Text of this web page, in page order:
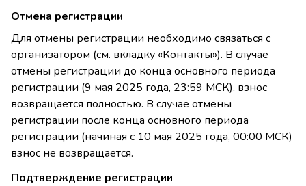
Отмена регистрации
Для отмены регистрации необходимо связаться с
организатором (см. вкладку «Контакты»). В случае
отмены регистрации до конца основного периода
регистрации (9 мая 2025 года, 23:59 МСК), взнос
возвращается полностью. В случае отмены
регистрации после конца основного периода
регистрации (начиная с 10 мая 2025 года, 00:00 МСК)
взнос не возвращается.
Подтверждение регистрации